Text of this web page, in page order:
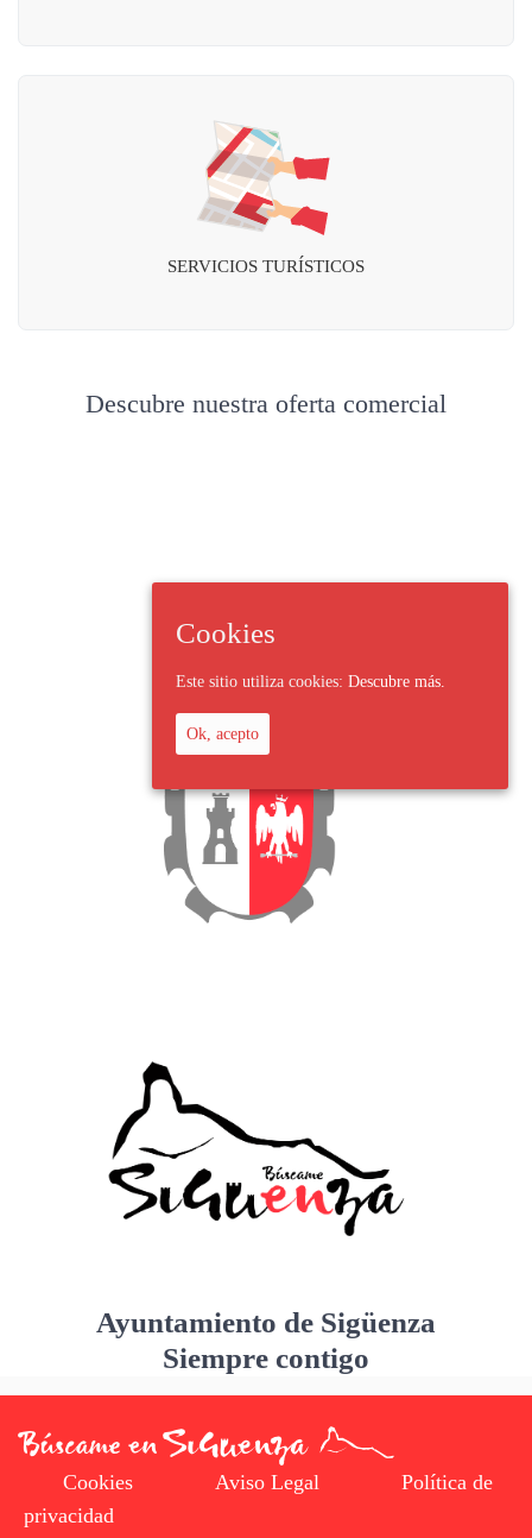
SERVICIOS TURÍSTICOS
Descubre nuestra oferta comercial
Ayuntamiento de Sigüenza
Siempre contigo
Cookies Aviso Legal
Política de
privacidad
Cookies
Este sitio utiliza cookies: Descubre más.
Ok, acepto